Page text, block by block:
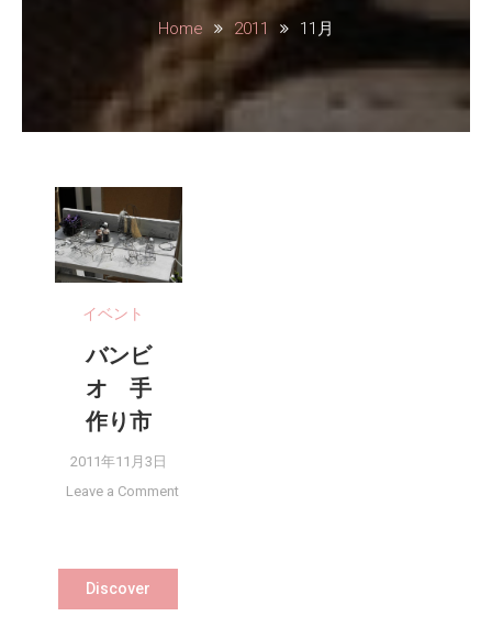
Home 2011 11月
イベント
バンビ
オ 手
作り市
2011年11月3日
Leave a Comment
り市
Discover